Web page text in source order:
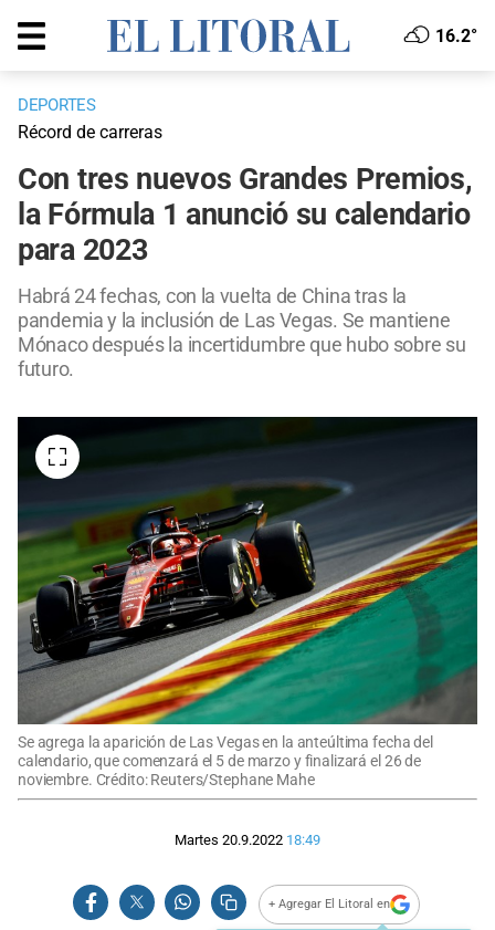
16.2°
DEPORTES
Récord de carreras
Con tres nuevos Grandes Premios,
la Fórmula 1 anunció su calendario
para 2023
Habrá 24 fechas, con la vuelta de China tras la
pandemia y la inclusión de Las Vegas. Se mantiene
Mónaco después la incertidumbre que hubo sobre su
futuro.
Se agrega la aparición de Las Vegas en la anteúltima fecha del
calendario, que comenzará el 5 de marzo y finalizará el 26 de
noviembre. Crédito: Reuters/Stephane Mahe
Martes 20.9.2022 18:49
+ Agregar El Litoral en